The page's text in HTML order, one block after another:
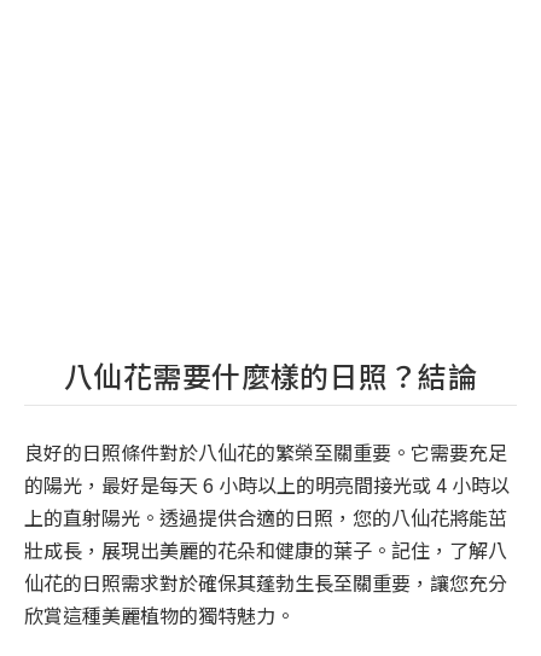
八仙花需要什麼樣的日照？結論
良好的日照條件對於八仙花的繁榮至關重要。它需要充足
的陽光，最好是每天 6 小時以上的明亮間接光或 4 小時以
上的直射陽光。透過提供合適的日照，您的八仙花將能茁
壯成長，展現出美麗的花朵和健康的葉子。記住，了解八
仙花的日照需求對於確保其蓬勃生長至關重要，讓您充分
欣賞這種美麗植物的獨特魅力。